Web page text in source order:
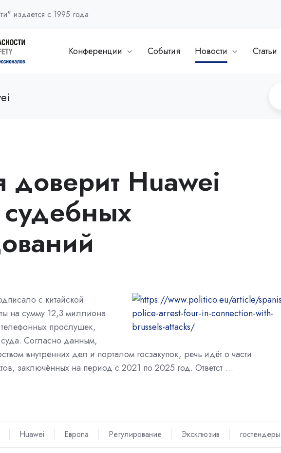
издается с 1995 года
Конференции События Новости Статьи
доверит Huawei
с китайской
на сумму 12,3 миллиона
прослушек,
Согласно данным,
внутренних дел и порталом госзакупок, речь идёт о части
заключённых на период с 2021 по 2025 год. Ответст …
Huawei Европа Регулирование Эксклюзив гостендеры